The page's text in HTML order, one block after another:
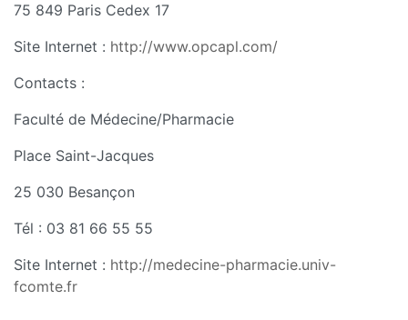
75 849 Paris Cedex 17
Site Internet : http://www.opcapl.com/
Contacts :
Faculté de Médecine/Pharmacie
Place Saint-Jacques
25 030 Besançon
Tél : 03 81 66 55 55
Site Internet : http://medecine-pharmacie.univ-
fcomte.fr